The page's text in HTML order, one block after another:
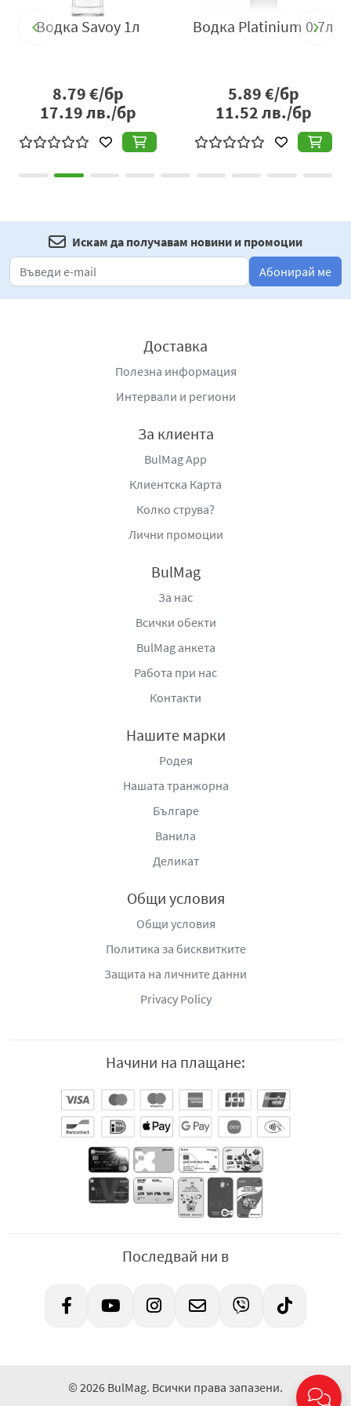
Водка Platinium 0.7л
5.89
11.52
Водка Platinium
1.99
3.89лв./бр
Искам да получавам новини и промоции
Абонирай ме
Доставка
Полезна информация
Интервали и региони
За клиента
BulMag App
Клиентска Карта
Колко струва?
Лични промоции
BulMag
За нас
Всички обекти
BulMag анкета
Работа при нас
Контакти
Нашите марки
Родея
Нашата транжорна
Българе
Ванила
Деликат
Общи условия
Общи условия
Политика за бисквитките
Защита на личните данни
Privacy Policy
Начини на плащане:
Последвай ни в
© 2026 BulMag. Всички права запазени.